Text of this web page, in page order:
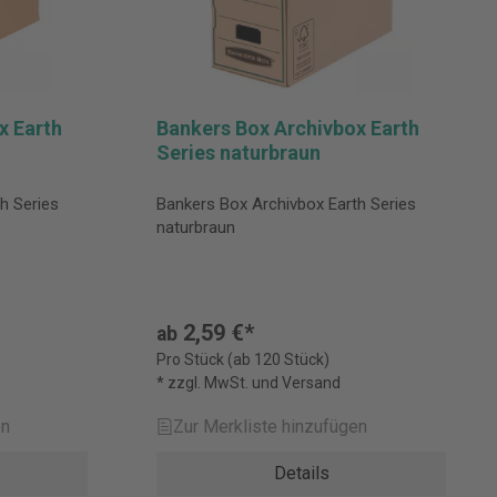
Earth
Series
Bankers Box Archivbox Earth
Series naturbraun
Bankers Box Archivbox Earth Series
naturbraun
ab 2,59 €*
Pro Stück (ab 120 Stück)
* zzgl. MwSt. und Versand
Zur Merkliste hinzufügen
Details